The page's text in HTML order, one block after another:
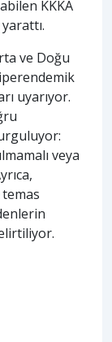
KKKA
ve Doğu
uyarıyor.
veya
temas